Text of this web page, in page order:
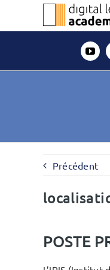
contenu
Précédent
POSTE